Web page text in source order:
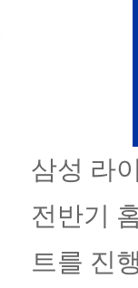
삼성 라
전반기
트를 진